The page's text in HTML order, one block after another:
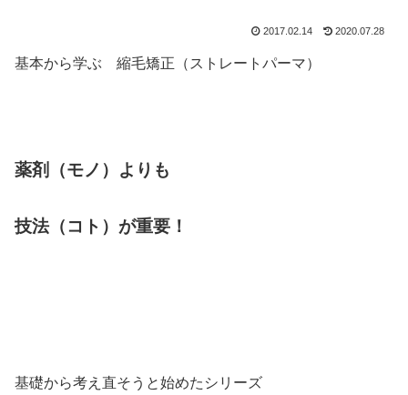
2017.02.14 2020.07.28
基本から学ぶ 縮毛矯正（ストレートパーマ）
薬剤（モノ）よりも
技法（コト）が重要！
基礎から考え直そうと始めたシリーズ